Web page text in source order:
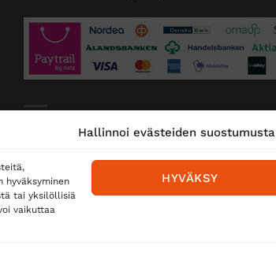
Hallinnoi evästeiden suostumusta
tai yksilöllisiä
vaikuttaa
HYVÄKSY
Toimitustavat
Matkahuolto
Postnord